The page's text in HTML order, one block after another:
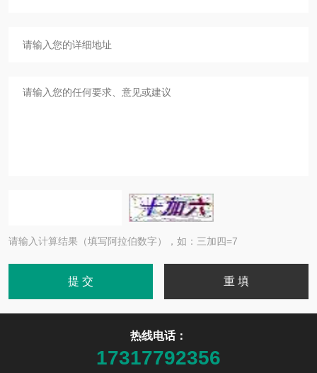
请输入计算结果（填写阿拉伯数字），如：三加四=7
热线电话：
17317792356